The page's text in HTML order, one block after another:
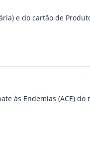
e do cartão de
às Endemias (ACE) do